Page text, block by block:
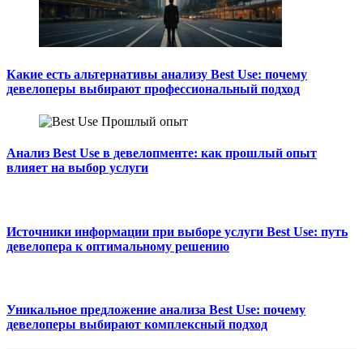
Какие есть альтернативы анализу Best Use: почему
девелоперы выбирают профессиональный подход
Анализ Best Use в девелопменте: как прошлый опыт
влияет на выбор услуги
Источники информации при выборе услуги Best Use: путь
девелопера к оптимальному решению
Уникальное предложение анализа Best Use: почему
девелоперы выбирают комплексный подход